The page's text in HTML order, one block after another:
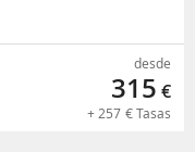
desde
315 €
+ 257 €Tasas